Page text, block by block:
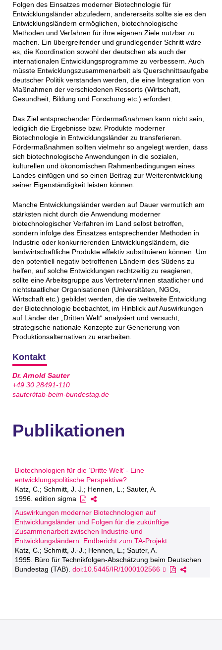
Folgen des Einsatzes moderner Biotechnologie für
Entwicklungsländer abzufedern, andererseits sollte sie es den
Entwicklungsländern ermöglichen, biotechnologische
Methoden und Verfahren für ihre eigenen Ziele nutzbar zu
machen. Ein übergreifender und grundlegender Schritt wäre
es, die Koordination sowohl der deutschen als auch der
internationalen Entwicklungsprogramme zu verbessern. Auch
müsste Entwicklungszusammenarbeit als Querschnittsaufgabe
deutscher Politik verstanden werden, die eine Integration von
Maßnahmen der verschiedenen Ressorts (Wirtschaft,
Gesundheit, Bildung und Forschung etc.) erfordert.
Das Ziel entsprechender Fördermaßnahmen kann nicht sein,
lediglich die Ergebnisse bzw. Produkte moderner
Biotechnologie in Entwicklungsländer zu transferieren.
Fördermaßnahmen sollten vielmehr so angelegt werden, dass
sich biotechnologische Anwendungen in die sozialen,
kulturellen und ökonomischen Rahmenbedingungen eines
Landes einfügen und so einen Beitrag zur Weiterentwicklung
seiner Eigenständigkeit leisten können.
Manche Entwicklungsländer werden auf Dauer vermutlich am
stärksten nicht durch die Anwendung moderner
biotechnologischer Verfahren im Land selbst betroffen,
sondern infolge des Einsatzes entsprechender Methoden in
Industrie oder konkurrierenden Entwicklungsländern, die
landwirtschaftliche Produkte effektiv substituieren können. Um
den potentiell negativ betroffenen Ländern des Südens zu
helfen, auf solche Entwicklungen rechtzeitig zu reagieren,
sollte eine Arbeitsgruppe aus Vertretern/innen staatlicher und
nichtstaatlicher Organisationen (Universitäten, NGOs,
Wirtschaft etc.) gebildet werden, die die weltweite Entwicklung
der Biotechnologie beobachtet, im Hinblick auf Auswirkungen
auf Länder der „Dritten Welt“ analysiert und versucht,
strategische nationale Konzepte zur Generierung von
Produktionsalternativen zu erarbeiten.
Kontakt
Dr. Arnold Sauter
+49 30 28491-110
sauter∂tab-beim-bundestag.de
Publikationen
Biotechnologien für die ’Dritte Welt’ - Eine
entwicklungspolitische Perspektive?
Katz, C.; Schmitt, J. J.; Hennen, L.; Sauter, A.
1996. edition sigma
Auswirkungen moderner Biotechnologien auf
Entwicklungsländer und Folgen für die zukünftige
Zusammenarbeit zwischen Industrie-und
Entwicklungsländern. Endbericht zum TA-Projekt
Katz, C.; Schmitt, J.-J.; Hennen, L.; Sauter, A.
1995. Büro für Technikfolgen-Abschätzung beim Deutschen
Bundestag (TAB). doi:10.5445/IR/1000102566